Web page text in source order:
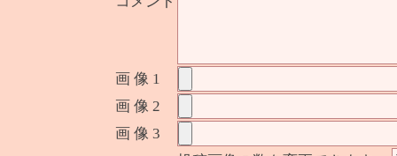
画 像 1
画 像 2
画 像 3